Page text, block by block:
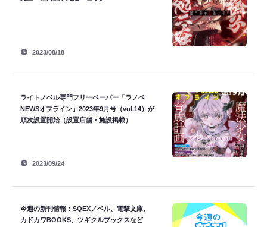
2023/08/18
ライトノベル専門フリーペーパー「ラノベ
NEWSオフライン」2023年9月号（vol.14）が
順次設置開始（設置店舗・施設掲載）
2023/09/24
今週の新刊情報：SQEXノベル、電撃文庫、
カドカワBOOKS、ツギクルブックスなど